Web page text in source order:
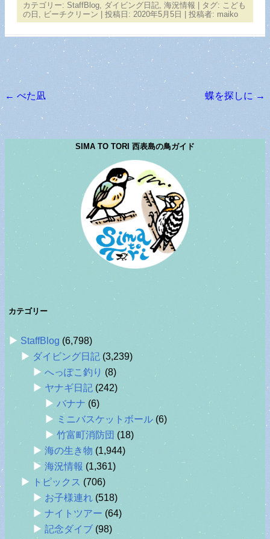
カテゴリー: StaffBlog, ダイビング日記, 海況情報 | タグ: こども
の日 , ビーチクリーン | 投稿日: 2020年5月5日 投稿者: maiko
投稿ナビゲーション
← べた凪 蝶を探しに→
SIMA TO TORI 西表島の鳥ガイド
カテゴリー
StaffBlog (6,798)
ダイビング日記 (3,239)
へっぽこ釣り (8)
ヤナギ日記 (242)
バナナ (6)
ミニバスケットボール (6)
竹富町消防団 (18)
海の生き物(1,944)
海況情報 (1,361)
トピックス (706)
お子様連れ (518)
ナイトツアー (64)
記念ダイブ (98)